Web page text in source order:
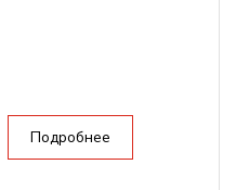
Подробнее